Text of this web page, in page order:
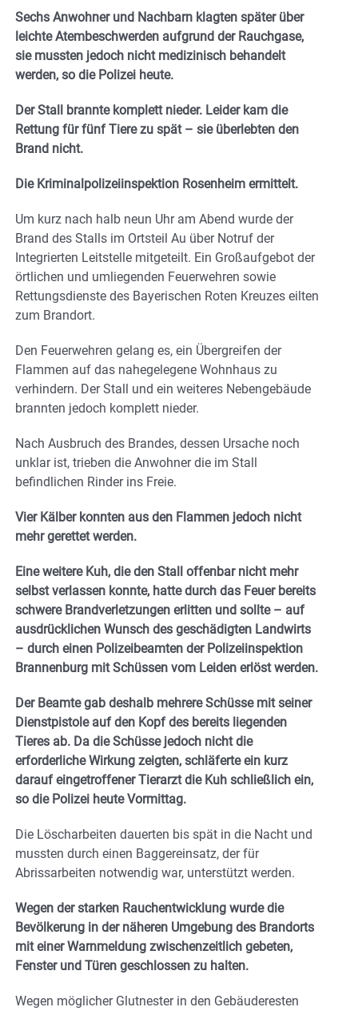
Sechs Anwohner und Nachbarn klagten später über
leichte Atembeschwerden aufgrund der Rauchgase,
sie mussten jedoch nicht medizinisch behandelt
werden, so die Polizei heute.
Der Stall brannte komplett nieder. Leider kam die
Rettung für fünf Tiere zu spät – sie überlebten den
Brand nicht.
Die Kriminalpolizeiinspektion Rosenheim ermittelt.
Um kurz nach halb neun Uhr am Abend wurde der
Brand des Stalls im Ortsteil Au über Notruf der
Integrierten Leitstelle mitgeteilt. Ein Großaufgebot der
örtlichen und umliegenden Feuerwehren sowie
Rettungsdienste des Bayerischen Roten Kreuzes eilten
zum Brandort.
Den Feuerwehren gelang es, ein Übergreifen der
Flammen auf das nahegelegene Wohnhaus zu
verhindern. Der Stall und ein weiteres Nebengebäude
brannten jedoch komplett nieder.
Nach Ausbruch des Brandes, dessen Ursache noch
unklar ist, trieben die Anwohner die im Stall
befindlichen Rinder ins Freie.
Vier Kälber konnten aus den Flammen jedoch nicht
mehr gerettet werden.
Eine weitere Kuh, die den Stall offenbar nicht mehr
selbst verlassen konnte, hatte durch das Feuer bereits
schwere Brandverletzungen erlitten und sollte – auf
ausdrücklichen Wunsch des geschädigten Landwirts
– durch einen Polizeibeamten der Polizeiinspektion
Brannenburg mit Schüssen vom Leiden erlöst werden.
Der Beamte gab deshalb mehrere Schüsse mit seiner
Dienstpistole auf den Kopf des bereits liegenden
Tieres ab. Da die Schüsse jedoch nicht die
erforderliche Wirkung zeigten, schläferte ein kurz
darauf eingetroffener Tierarzt die Kuh schließlich ein,
so die Polizei heute Vormittag.
Die Löscharbeiten dauerten bis spät in die Nacht und
mussten durch einen Baggereinsatz, der für
Abrissarbeiten notwendig war, unterstützt werden.
Wegen der starken Rauchentwicklung wurde die
Bevölkerung in der näheren Umgebung des Brandorts
mit einer Warnmeldung zwischenzeitlich gebeten,
Fenster und Türen geschlossen zu halten.
Wegen möglicher Glutnester in den Gebäuderesten